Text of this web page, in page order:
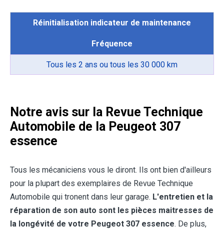
Réinitialisation indicateur de maintenance
Fréquence
Tous les 2 ans ou tous les 30 000 km
Notre avis sur la Revue Technique
Automobile de la Peugeot 307
essence
Tous les mécaniciens vous le diront. Ils ont bien d'ailleurs
pour la plupart des exemplaires de Revue Technique
Automobile qui tronent dans leur garage. L'entretien et la
réparation de son auto sont les pièces maitresses de
la longévité de votre Peugeot 307 essence. De plus,